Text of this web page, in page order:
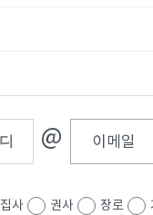
@ 이메일
집사 권사 장로